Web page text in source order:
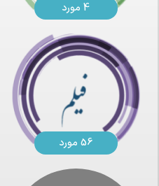
4 مورد
56 مورد